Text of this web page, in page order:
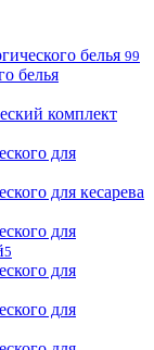
белья 99
белья
комплект
для
для кесарева
для
5
для
для